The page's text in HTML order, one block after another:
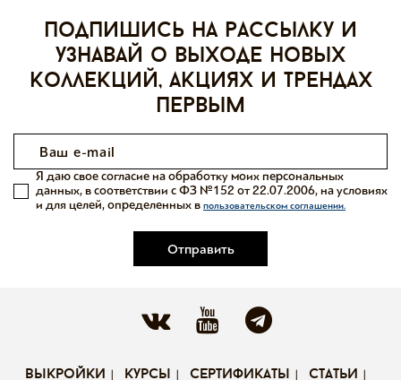
Подпишись на рассылку и
узнавай о выходе новых
коллекций, акциях и трендах
первым
Отправить
Я даю свое согласие на обработку моих персональных
данных, в соответствии с ФЗ №152 от 22.07.2006, на условиях
и для целей, определенных в пользовательском соглашении.
выкройки курсы сертификаты статьи